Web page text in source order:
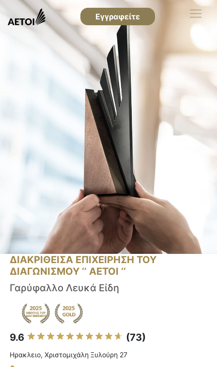
Εγγραφείτε
ΔΙΑΚΡΙΘΕΙΣΑ ΕΠΙΧΕΙΡΗΣΗ ΤΟΥ
ΔΙΑΓΩΝΙΣΜΟΥ ‘’ ΑΕΤΟΙ ‘’
Γαρύφαλλο Λευκά Είδη
9.6 (73)
Ηρακλειο, Χριστομιχάλη Ξυλούρη 27